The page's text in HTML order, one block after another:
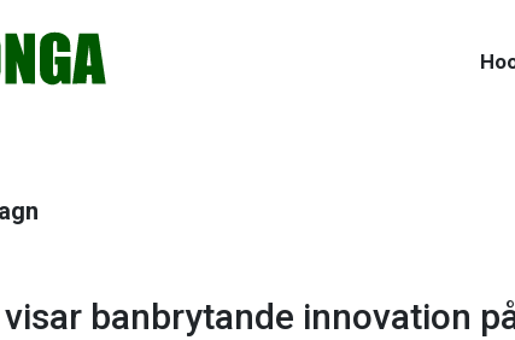
banbrytande innovation